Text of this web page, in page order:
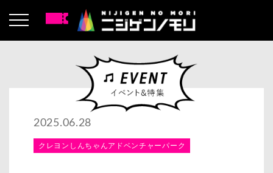
2025.06.28
クレヨンしんちゃんアドベンチャーパーク